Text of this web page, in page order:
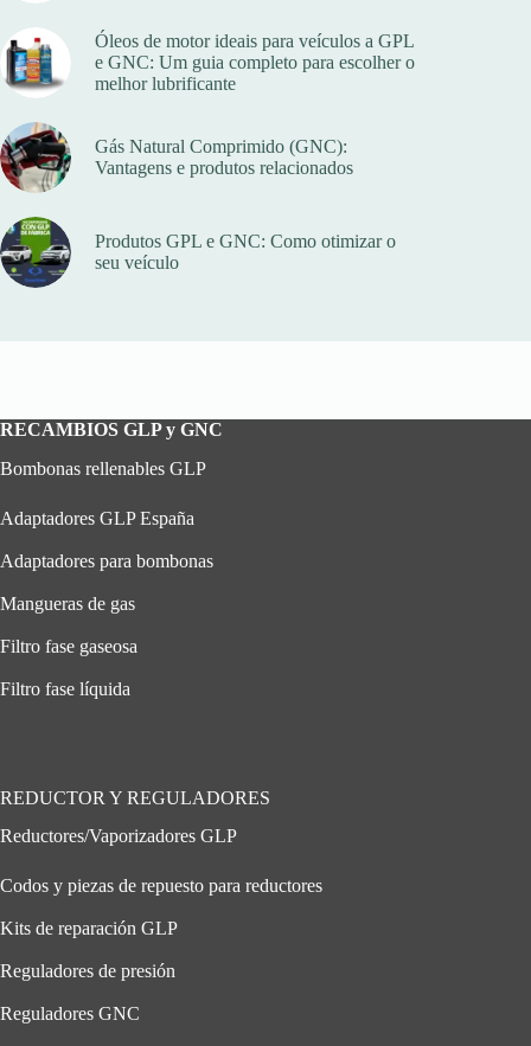
Óleos de motor ideais para veículos a GPL
e GNC: Um guia completo para escolher o
melhor lubrificante
Gás Natural Comprimido (GNC):
Vantagens e produtos relacionados
Produtos GPL e GNC: Como otimizar o
seu veículo
RECAMBIOS GLP y GNC
Bombonas rellenables GLP
Adaptadores GLP España
Adaptadores para bombonas
Mangueras de gas
Filtro fase gaseosa
Filtro fase líquida
REDUCTOR Y REGULADORES
Reductores/Vaporizadores GLP
Codos y piezas de repuesto para reductores
Kits de reparación GLP
Reguladores de presión
Reguladores GNC